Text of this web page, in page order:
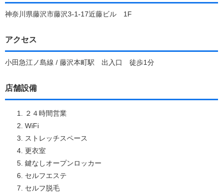
神奈川県藤沢市藤沢3-1-17近藤ビル 1F
アクセス
小田急江ノ島線 / 藤沢本町駅 出入口 徒歩1分
店舗設備
２４時間営業
WiFi
ストレッチスペース
更衣室
鍵なしオープンロッカー
セルフエステ
セルフ脱毛